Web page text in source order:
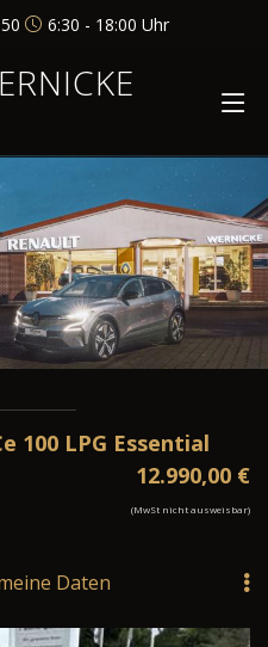
6:30 - 18:00 Uhr
100 LPG Essential
12.990,00 €
(MwSt nicht ausweisbar)
Daten